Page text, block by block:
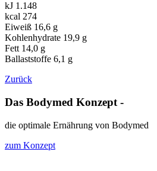
kJ 1.148
kcal 274
Eiweiß 16,6 g
Kohlenhydrate 19,9 g
Fett 14,0 g
Ballaststoffe 6,1 g
Zurück
Das Bodymed Konzept -
die optimale Ernährung von Bodymed
zum Konzept